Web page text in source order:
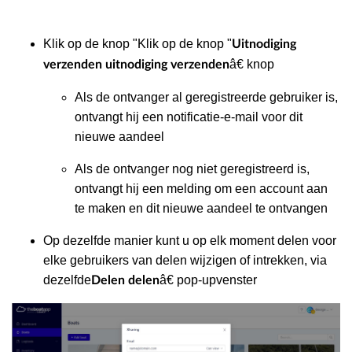
Klik op de knop "Klik op de knop "Uitnodiging
verzenden uitnodiging verzendenâ€ knop
Als de ontvanger al geregistreerde gebruiker is,
ontvangt hij een notificatie-e-mail voor dit
nieuwe aandeel
Als de ontvanger nog niet geregistreerd is,
ontvangt hij een melding om een account aan
te maken en dit nieuwe aandeel te ontvangen
Op dezelfde manier kunt u op elk moment delen voor
elke gebruikers van delen wijzigen of intrekken, via
dezelfdeDelen delenâ€ pop-upvenster